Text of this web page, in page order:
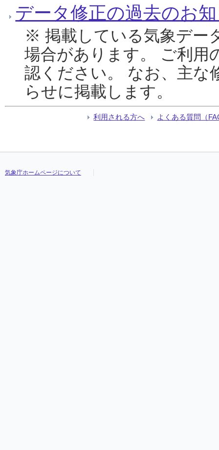
データ修正の過去のお
※ 掲載している気象デー
場合があります。 ご利用
認ください。 なお、主な
らせに掲載します。
利用される方へ よくある質問（
気象庁ホームページについて